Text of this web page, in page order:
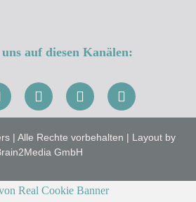
auf diesen Kanälen:
| Alle Rechte vorbehalten | Layout by
GmbH
Real Cookie Banner